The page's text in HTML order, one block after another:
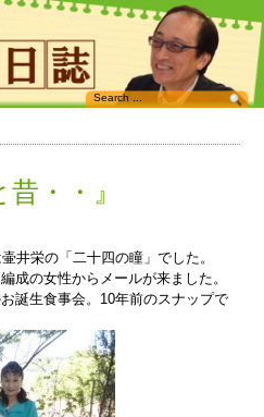
昔・・』
井栄の「二十四の瞳」でした。
成の女性からメールが来ました。
誕生食事会。10年前のスナップで